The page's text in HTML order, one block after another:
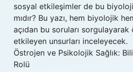
sosyal etkileşimler de bu
mıdır? Bu yazı, hem biyolojik
açıdan bu soruları
etkileyen unsurları inceleyecek.
Östrojen ve Psikolojik Sağlık:
Rolü